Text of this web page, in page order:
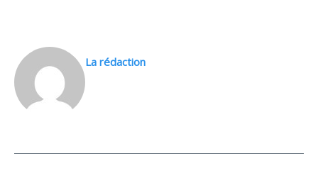
La rédaction